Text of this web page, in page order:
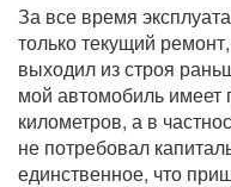
За все время
только текущий
выходил из строя
мой автомобиль имеет
километров, а в
не потребовал
единственное, что